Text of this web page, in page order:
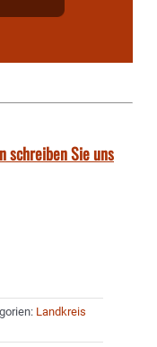
schreiben Sie uns
Landkreis